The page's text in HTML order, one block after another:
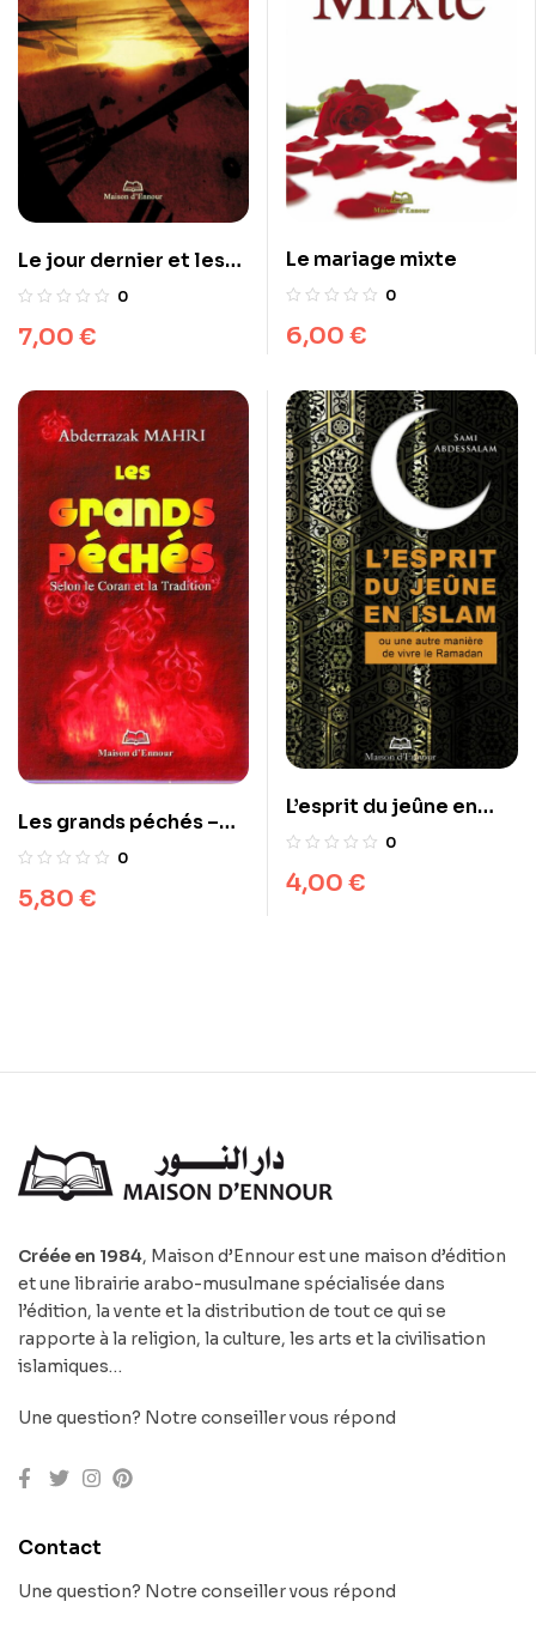
Le jour dernier et les
signes de la fin du
0
7,00 €
Le mariage mixte
0
6,00 €
Les grands péchés –
Selon le Coran et la
0
5,80 €
L’esprit du jeûne en
islam
0
4,00 €
Créée en 1984, Maison d’Ennour est une maison d’édition
et une librairie arabo-musulmane spécialisée dans
l’édition, la vente et la distribution de tout ce qui se
rapporte à la religion, la culture, les arts et la civilisation
islamiques…
Une question? Notre conseiller vous répond
Contact
Une question? Notre conseiller vous répond